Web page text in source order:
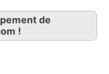
de
!